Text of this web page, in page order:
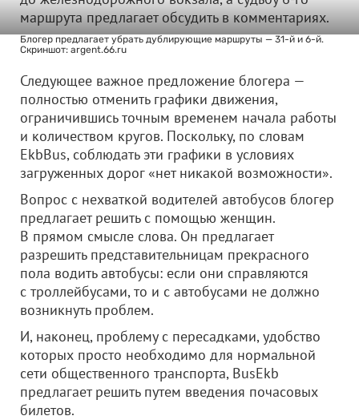
маршрута предлагает обсудить в комментариях.
Блогер предлагает убрать дублирующие маршруты — 31-й и 6-й.
Скриншот: argent.66.ru
Следующее важное предложение блогера —
полностью отменить графики движения,
ограничившись точным временем начала работы
и количеством кругов. Поскольку, по словам
EkbBus, соблюдать эти графики в условиях
загруженных дорог «нет никакой возможности».
Вопрос с нехваткой водителей автобусов блогер
предлагает решить с помощью женщин.
В прямом смысле слова. Он предлагает
разрешить представительницам прекрасного
пола водить автобусы: если они справляются
с троллейбусами, то и с автобусами не должно
возникнуть проблем.
И, наконец, проблему с пересадками, удобство
которых просто необходимо для нормальной
сети общественного транспорта, BusEkb
предлагает решить путем введения почасовых
билетов.